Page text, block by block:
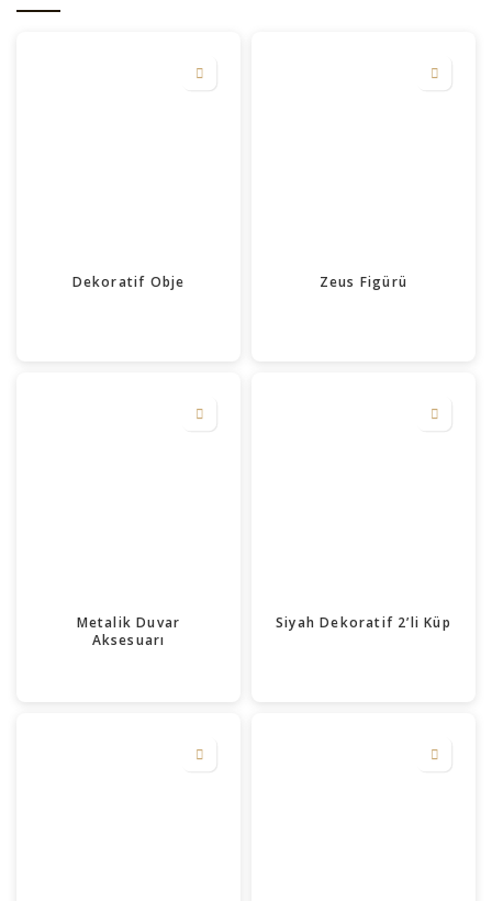
Dekoratif Obje Zeus Figürü
Metalik Duvar
Aksesuarı
Siyah Dekoratif 2’li Küp